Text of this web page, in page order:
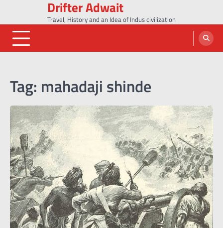
content
Drifter Adwait
Travel, History and an Idea of Indus civilization
Tag: mahadaji shinde